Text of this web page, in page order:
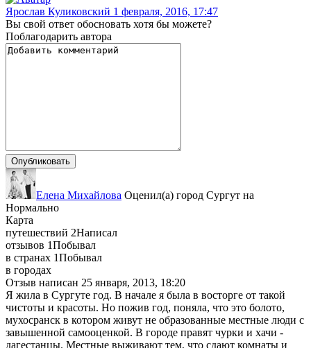
Ярослав Куликовский 1 февраля, 2016, 17:47
Вы свой ответ обосновать хотя бы можете?
Поблагодарить автора
Елена Михайлова Оценил(а) город Сургут на
Нормально
Карта
путешествий 2Написал
отзывов 1Побывал
в странах 1Побывал
в городах
Отзыв написан 25 января, 2013, 18:20
Я жила в Сургуте год. В начале я была в восторге от такой
чистоты и красоты. Но пожив год, поняла, что это болото,
мухосранск в котором живут не образованные местные люди с
завышенной самооценкой. В городе правят чурки и хачи -
дагестанцы. Местные выживают тем, что сдают комнаты и